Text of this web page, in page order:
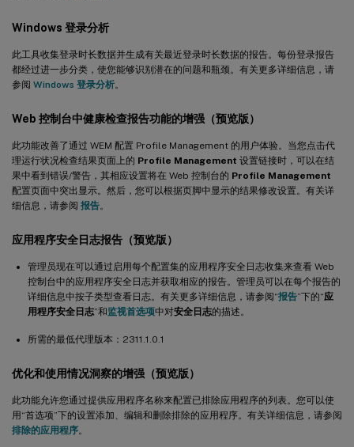
Windows 登录分析
此工具收集登录时长数据并生成有关最近登录时长数据的报告。每份登录报告
都经过进一步分类，使您能够识别潜在的问题和瓶颈。有关更多详细信息，请
参阅 Windows 登录分析。
Web 控制台中健康检查报告功能的增强（预览版）
此功能改善了通过 WEM 配置 Profile Management 的用户体验。当您点击代
理运行状况检查结果页面上的 Profile Management 设置链接时，可以在结
果中看到错误/警告，其相应设置将在 Web 控制台的 Profile Management
配置页面中突出显示。然后，您可以根据页脚中显示的结果修改设置。有关详
细信息，请参阅 报告。
应用程序安全日志报告（预览版）
管理员现在可以通过启用每个配置集的应用程序安全日志收集来查看 Web
控制台中的应用程序安全日志并获取相应的报告。管理员可以在每个报告的
详细信息中按子类型查看日志。有关更多详细信息，请参阅“报告”下的“应
用程序安全日志”和监视首选项中对安全日志的描述。
所需的最低代理版本：2311.1.0.1
优化和使用情况洞察的增强（预览版）
此功能允许您通过提供应用程序名称来配置已排除应用程序的列表。您可以使
用“首选项”下的设置添加、编辑和删除排除的应用程序。有关详细信息，请参阅
排除的应用程序。